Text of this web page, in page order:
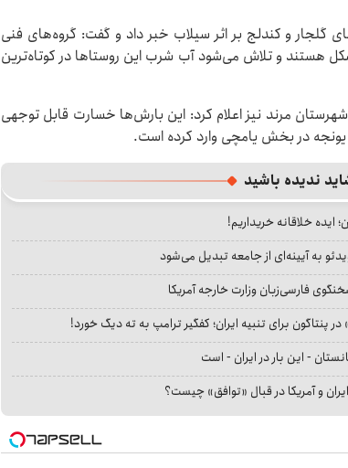
و کندلج بر اثر سیلاب خبر داد و گفت: گروه‌های فنی
هستند و تلاش می‌شود آب شرب این روستاها در کوتاه‌ترین
مرند نیز اعلام کرد: این بارش‌ها خسارت قابل توجهی
در بخش یامچی وارد کرده است.
ندیده باشید
ایده خلاقانه خریداریم!
به آیینه‌ای از جامعه تبدیل می‌شود
فارسی‌زبان وزارت خارجه آمریکا
پنتاگون برای تنبیه ایران؛ کفگیر ترامپ به ته دیگ خورد!
- این بار در ایران - است
و آمریکا در قبال «توافق» چیست؟